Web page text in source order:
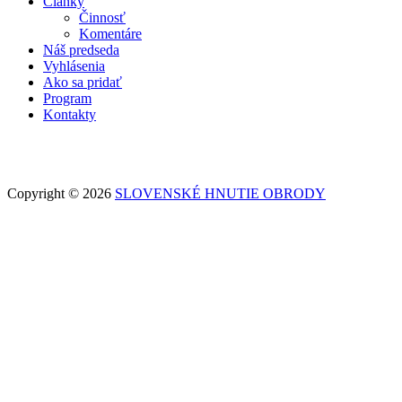
Činnosť
Komentáre
Náš predseda
Vyhlásenia
Ako sa pridať
Program
Kontakty
Copyright © 2026 SLOVENSKÉ HNUTIE OBRODY